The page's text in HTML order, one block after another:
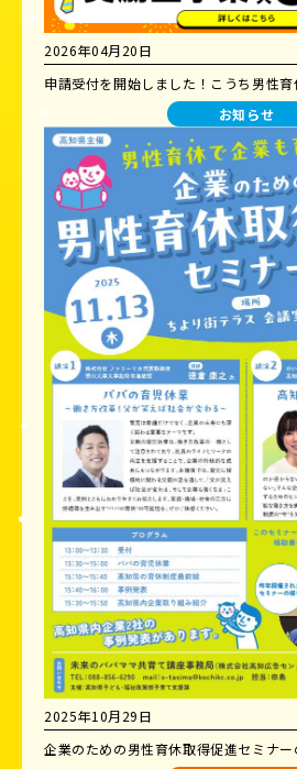
2026年04月20日
申請受付を開始しました！こうち男性
お知らせ
2025年10月29日
企業のための男性育休取得促進セミナー